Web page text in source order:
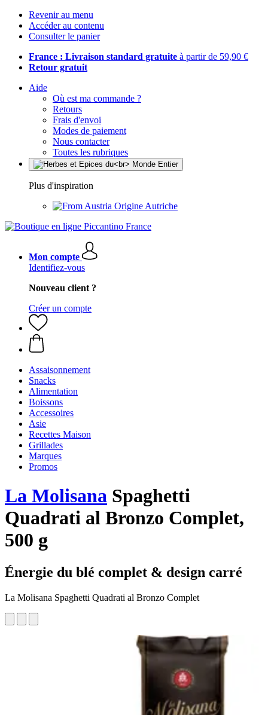
Revenir au menu
Accéder au contenu
Consulter le panier
France : Livraison standard gratuite à partir de 59,90 €
Retour gratuit
Aide
Où est ma commande ?
Retours
Frais d'envoi
Modes de paiement
Nous contacter
Toutes les rubriques
Plus d'inspiration
Origine Autriche
Mon compte
Identifiez-vous
Nouveau client ?
Créer un compte
Assaisonnement
Snacks
Alimentation
Boissons
Accessoires
Asie
Recettes Maison
Grillades
Marques
Promos
La Molisana Spaghetti
Quadrati al Bronzo Complet,
500 g
Énergie du blé complet & design carré
La Molisana Spaghetti Quadrati al Bronzo Complet